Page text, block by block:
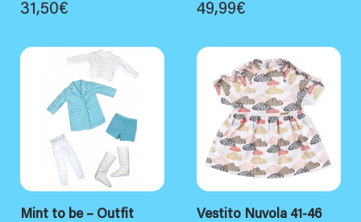
31,50€ 49,99€
Mint to be – Outfit
Vestito Nuvola 41-46